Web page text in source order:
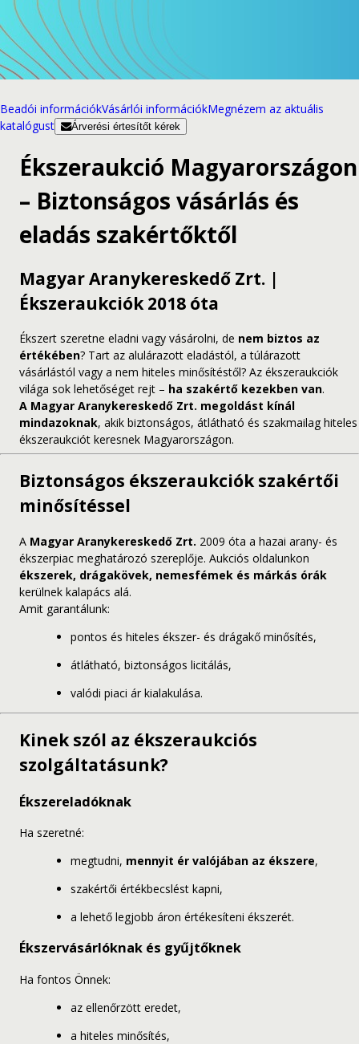
Beadói információkVásárlói információkMegnézem az aktuális
katalógust
Árverési értesítőt kérek
Ékszeraukció Magyarországon
– Biztonságos vásárlás és
eladás szakértőktől
Magyar Aranykereskedő Zrt. |
Ékszeraukciók 2018 óta
Ékszert szeretne eladni vagy vásárolni, de nem biztos az
értékében? Tart az alulárazott eladástól, a túlárazott
vásárlástól vagy a nem hiteles minősítéstől? Az ékszeraukciók
világa sok lehetőséget rejt – ha szakértő kezekben van.
A Magyar Aranykereskedő Zrt. megoldást kínál
mindazoknak, akik biztonságos, átlátható és szakmailag hiteles
ékszeraukciót keresnek Magyarországon.
Biztonságos ékszeraukciók szakértői
minősítéssel
A Magyar Aranykereskedő Zrt. 2009 óta a hazai arany- és
ékszerpiac meghatározó szereplője. Aukciós oldalunkon
ékszerek, drágakövek, nemesfémek és márkás órák
kerülnek kalapács alá.
Amit garantálunk:
pontos és hiteles ékszer- és drágakő minősítés,
átlátható, biztonságos licitálás,
valódi piaci ár kialakulása.
Kinek szól az ékszeraukciós
szolgáltatásunk?
Ékszereladóknak
Ha szeretné:
megtudni, mennyit ér valójában az ékszere,
szakértői értékbecslést kapni,
a lehető legjobb áron értékesíteni ékszerét.
Ékszervásárlóknak és gyűjtőknek
Ha fontos Önnek:
az ellenőrzött eredet,
a hiteles minősítés,